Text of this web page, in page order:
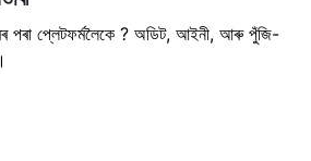
প্লেটফৰ্মলৈকে ? অডিট, আইনী, আৰু পুঁজি-